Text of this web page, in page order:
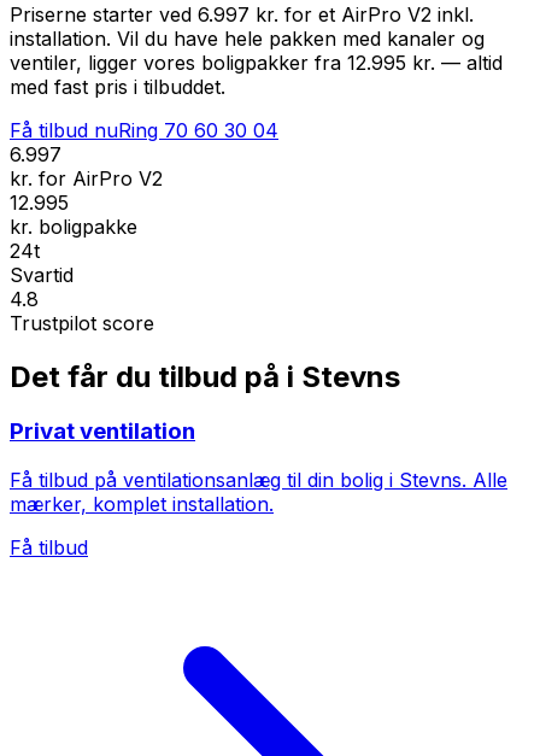
Priserne starter ved 6.997 kr. for et AirPro V2 inkl.
installation. Vil du have hele pakken med kanaler og
ventiler, ligger vores boligpakker fra 12.995 kr. — altid
med fast pris i tilbuddet.
Få tilbud nuRing 70 60 30 04
6.997
kr. for AirPro V2
12.995
kr. boligpakke
24t
Svartid
4.8
Trustpilot score
Det får du tilbud på i Stevns
Privat ventilation
Få tilbud på ventilationsanlæg til din bolig i Stevns. Alle
mærker, komplet installation.
Få tilbud